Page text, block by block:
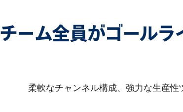
チーム全員がゴール
柔軟なチャンネル構成、強力な生産性